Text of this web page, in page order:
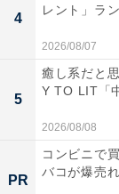
また、「天丼
「しゃぶしゃ
い。肉も野菜
女性／東京都
どのメニュー
どがあるため
もありました。
4
レント」ラ
2026/08/07
5
癒し系だと
Y TO LIT「
2026/08/08
PR
コンビニで
バコが爆売